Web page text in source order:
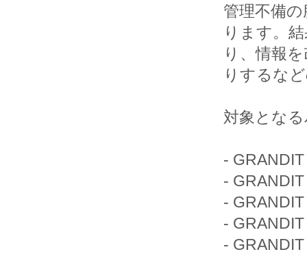
管理不備
ります。
り、情報
りするな
対象とな
-
-
-
-
-